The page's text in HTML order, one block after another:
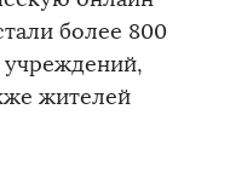
более 800
учреждений,
жителей